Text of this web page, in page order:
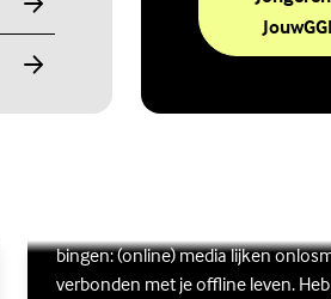
bingen: (online) media lijken
verbonden met je offline leven.
Lees meer over Ben jij digitaal in
(Externe link)